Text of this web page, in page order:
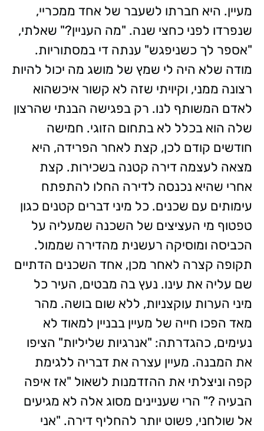
מעיין. היא חברתו לשעבר של אחד ממכריי,
שנפרדו לפני כחצי שנה. "מה העניין?" שאלתי,
"אספר לך כשניפגש" ענתה די במסתוריות.
מודה שלא היה לי שמץ של מושג מה יכול להיות
רצונה ממני, וקיויתי שזה לא קשור איכשהוא
לאדם המשותף לנו. רק בפגישה הבנתי שהרצון
שלה הוא בכלל לא בתחום הזוגי. חמישה
חודשים קודם לכן, קצת לאחר הפרידה, היא
מצאה לעצמה דירה קטנה בשכירות. קצת
אחרי שהיא נכנסה לדירה החלו להתפתח
עימותים עם שכנים. כל מיני דברים קטנים כגון
טפטוף מי העציצים של השכנה שמעליה על
הכביסה ומוסיקה רעשנית מהדירה שממול.
תקופה קצרה לאחר מכן, אחד השכנים הדתיים
שם עליה את עינו. נעץ בה מבטים, העיר כל
מיני הערות עוקצניות, ללא שום בושה. מהר
מאד הפכו חייה של מעיין בבניין למאוד לא
נעימים, כהגדרתה: "אנרגיות שליליות" הציפו
את המבנה. מעיין עצרה את דבריה ללגימת
קפה וניצלתי את ההזדמנות לשאול "אז איפה
הבעיה ?" הרי שעניינים מסוג אלה לא מגיעים
אל שולחני, פשוט יותר להחליף דירה. "אני